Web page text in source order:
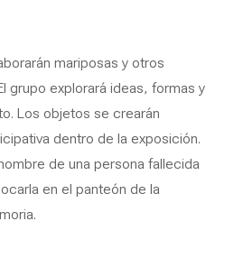
mariposas y otros
grupo explorará ideas, formas y
Los objetos se crearán
dentro de la exposición.
de una persona fallecida
en el panteón de la